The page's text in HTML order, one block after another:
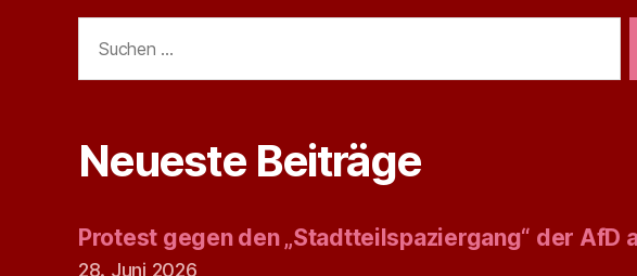
nach:
Neueste Beiträge
Protest gegen den „Stadtteilspaziergang“ der AfD
28. Juni 2026